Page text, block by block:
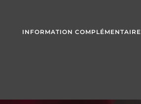
INFORMATION COMPLÉMENTAIRE